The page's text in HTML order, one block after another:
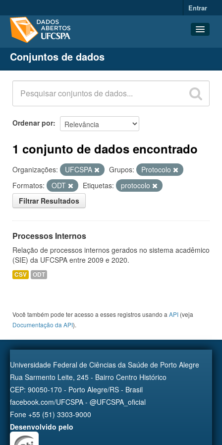
Entrar
Conjuntos de dados
Organizações
Grupos
Sobre
Conjuntos de dados
Ordenar por
1 conjunto de dados encontrado
Organizações: UFCSPA Grupos:
Protocolo
Formatos:
ODT Etiquetas:
protocolo
Filtrar Resultados
Processos Internos
Relação de processos internos gerados no sistema acadêmico
(SIE) da UFCSPA entre 2009 e 2020.
CSV ODT
Você também pode ter acesso a esses registros usando a API (veja
Documentação da API).
Universidade Federal de Ciências da Saúde de Porto Alegre
Rua Sarmento Leite, 245 - Bairro Centro Histórico
CEP: 90050-170 - Porto Alegre/RS - Brasil
facebook.com/UFCSPA - @UFCSPA_oficial
Fone +55 (51) 3303-9000
Desenvolvido pelo